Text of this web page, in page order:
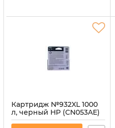
Картридж №932XL 1000
л, черный HP (CN053AE)
Артикул:CI-HP-CN053AE-B